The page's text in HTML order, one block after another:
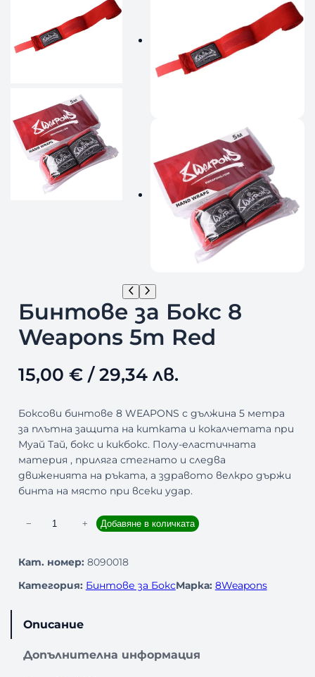
Бинтове за Бокс 8
Weapons 5m Red
15,00 €/ 29,34 лв.
Боксови бинтове 8 WEAPONS с дължина 5 метра
за плътна защита на китката и кокалчетата при
Муай Тай, бокс и кикбокс. Полу-еластичната
материя , приляга стегнато и следва
движенията на ръката, а здравото велкро държи
бинта на място при всеки удар.
ч
т
о
− + Добавяне в количката
Кат. номер: 8090018
Категория: Бинтове за БоксМарка: 8Weapons
Описание
Допълнителна информация